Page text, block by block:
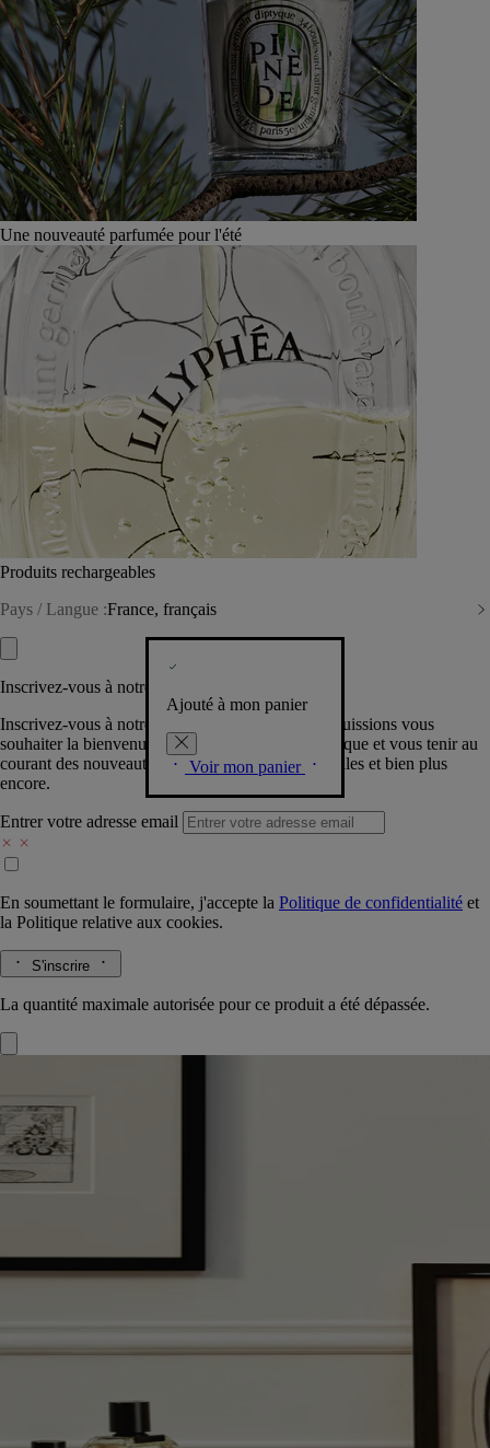
Une nouveauté parfumée pour l'été
Produits rechargeables
Pays / Langue :France, français
Ajouté à mon panier
Voir mon panier
Inscrivez-vous à notre Newsletter
Inscrivez-vous à notre newsletter pour que nous puissions vous
souhaiter la bienvenue dans la communauté Diptyque et vous tenir au
courant des nouveautés, événements, offres spéciales et bien plus
encore.
Entrer votre adresse email
En soumettant le formulaire, j'accepte la Politique de confidentialité et
la Politique relative aux cookies.
S'inscrire
La quantité maximale autorisée pour ce produit a été dépassée.